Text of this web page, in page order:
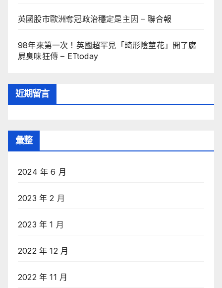
英國股市歐洲奪冠政治穩定是主因 – 聯合報
98年來第一次！英國超罕見「畸形陰莖花」開了腐
屍臭味狂傳 – ETtoday
近期留言
彙整
2024 年 6 月
2023 年 2 月
2023 年 1 月
2022 年 12 月
2022 年 11 月